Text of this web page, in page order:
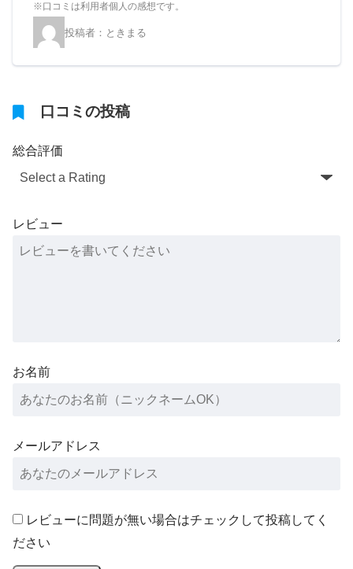
ときまる
口コミの投稿
総合評価
レビュー
お名前
メールアドレス
レビューに問題が無い場合はチェックして投稿してく
ださい